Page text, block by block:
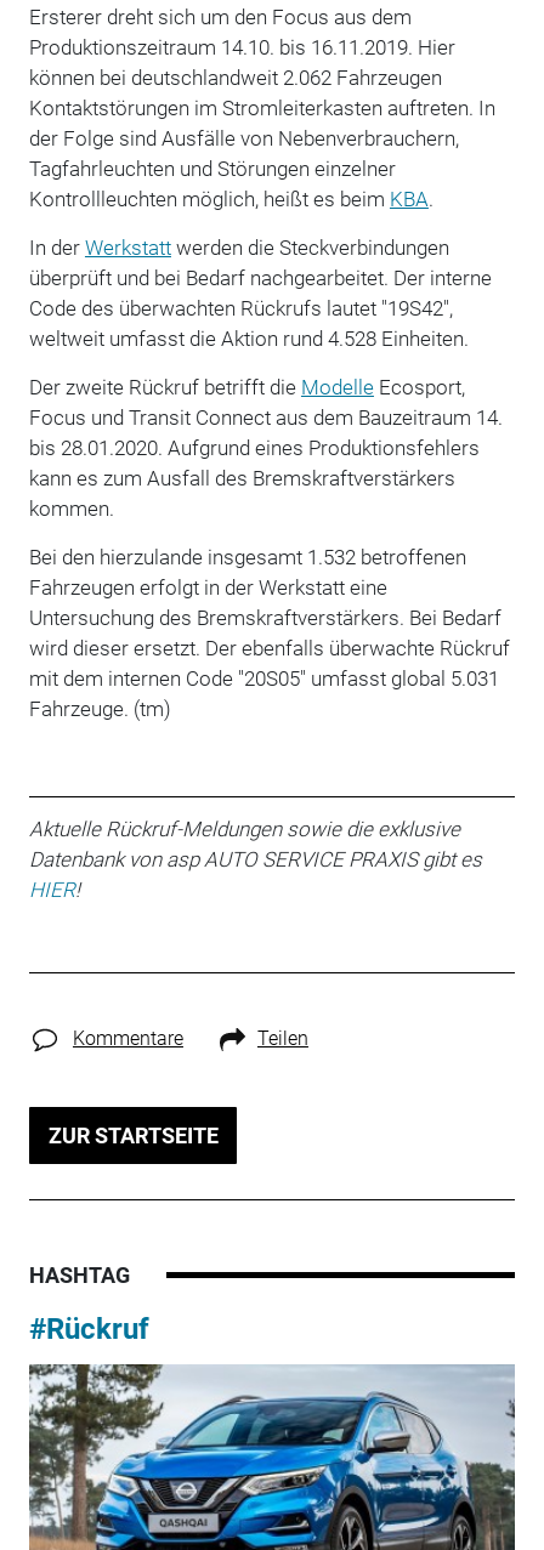
Ersterer dreht sich um den Focus aus dem
Produktionszeitraum 14.10. bis 16.11.2019. Hier
können bei deutschlandweit 2.062 Fahrzeugen
Kontaktstörungen im Stromleiterkasten auftreten. In
der Folge sind Ausfälle von Nebenverbrauchern,
Tagfahrleuchten und Störungen einzelner
Kontrollleuchten möglich, heißt es beim KBA.
In der Werkstattwerden die Steckverbindungen
überprüft und bei Bedarf nachgearbeitet. Der interne
Code des überwachten Rückrufs lautet "19S42",
weltweit umfasst die Aktion rund 4.528 Einheiten.
Der zweite Rückruf betrifft die ModelleEcosport,
Focus und Transit Connect aus dem Bauzeitraum 14.
bis 28.01.2020. Aufgrund eines Produktionsfehlers
kann es zum Ausfall des Bremskraftverstärkers
kommen.
Bei den hierzulande insgesamt 1.532 betroffenen
Fahrzeugen erfolgt in der Werkstatt eine
Untersuchung des Bremskraftverstärkers. Bei Bedarf
wird dieser ersetzt. Der ebenfalls überwachte Rückruf
mit dem internen Code "20S05" umfasst global 5.031
Fahrzeuge. (tm)
Aktuelle Rückruf-Meldungen sowie die exklusive
Datenbank von asp AUTO SERVICE PRAXIS gibt es
HIER!
Kommentare Teilen
ZUR STARTSEITE
HASHTAG
#Rückruf